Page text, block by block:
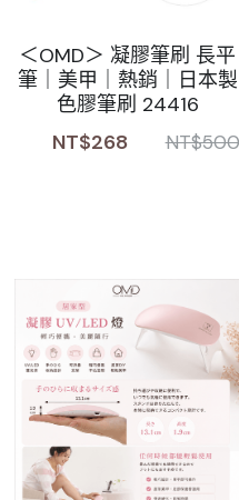
＜OMD＞ 凝膠筆刷 長平
筆｜美甲｜熱銷｜日本製
色膠筆刷 24416
NT$268
NT$500